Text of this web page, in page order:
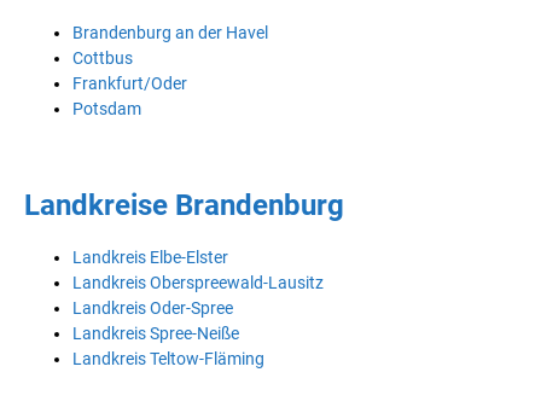
Brandenburg an der Havel
Cottbus
Frankfurt/Oder
Potsdam
Landkreise Brandenburg
Landkreis Elbe-Elster
Landkreis Oberspreewald-Lausitz
Landkreis Oder-Spree
Landkreis Spree-Neiße
Landkreis Teltow-Fläming